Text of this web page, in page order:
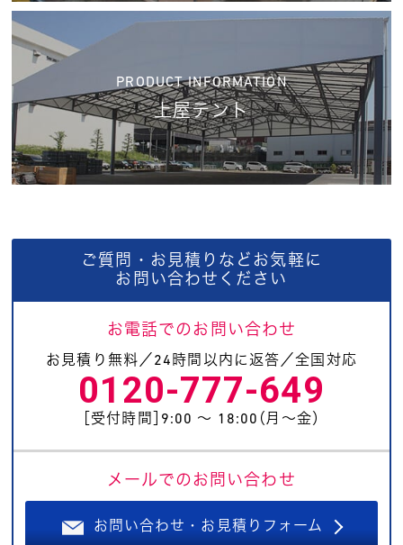
PRODUCT INFORMATION
上屋テント
ご質問・お見積りなどお気軽に
お問い合わせください
お電話でのお問い合わせ
お見積り無料／24時間以内に返答／全国対応
0120-777-649
［受付時間］9:00 〜 18:00（月〜金）
メールでのお問い合わせ
お問い合わせ・お見積りフォーム